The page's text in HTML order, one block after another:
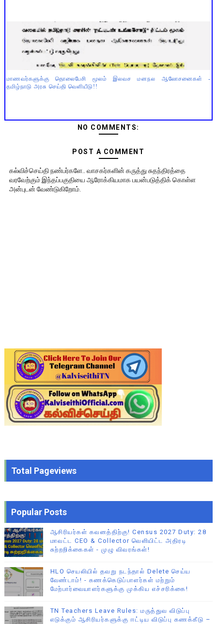
மாணவர்களுக்கு தொலைபேசி மூலம் இலவச மனநல ஆலோசனைகள் -
தமிழ்நாடு அரசு செய்தி வெளியீடு!!
NO COMMENTS:
POST A COMMENT
கல்விச்செய்தி நண்பர்களே.. வாசகர்களின் கருத்து சுதந்திரத்தை
வரவேற்கும் இந்தப்பகுதியை ஆரோக்கியமாக பயன்படுத்திக் கொள்ள
அன்புடன் வேண்டுகிறோம்.
Total Pageviews
Popular Posts
ஆசிரியர்கள் கவனத்திற்கு! Census 2027 Duty: 28
மாவட்ட CEO & Collector வெளியிட்ட அதிரடி
சுற்றறிக்கைகள் - முழு விவரங்கள்!
HLO செயலியில் தவறு நடந்தால் Delete செய்ய
வேண்டாம்! - கணக்கெடுப்பாளர்கள் மற்றும்
மேற்பார்வையாளர்களுக்கு முக்கிய எச்சரிக்கை!
TN Teachers Leave Rules: மருத்துவ விடுப்பு
எடுக்கும் ஆசிரியர்களுக்கு ஈட்டிய விடுப்பு கணக்கீடு –